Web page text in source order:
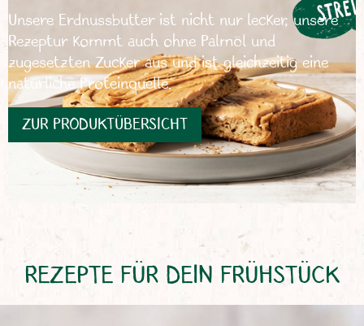
Unsere Erdnussbutter ist nicht nur lecker, unsere
Rezeptur kommt auch ohne Palmöl und
zugesetzten Zucker aus und ist gleichzeitig eine
natürliche Proteinquelle.
ZUR PRODUKTÜBERSICHT
REZEPTE FÜR DEIN FRÜHSTÜCK